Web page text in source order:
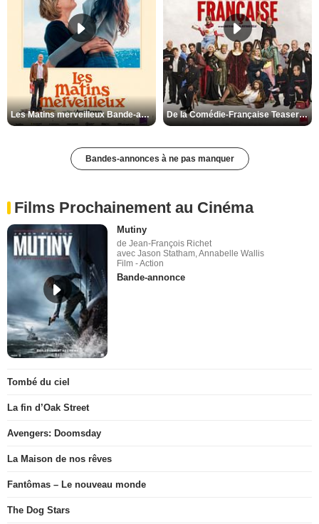
Les Matins merveilleux Bande-annonce VF De la Comédie-Française Teaser VF
Bandes-annonces à ne pas manquer
Films Prochainement au Cinéma
Mutiny
de Jean-François Richet
avec Jason Statham, Annabelle Wallis
Film - Action
Bande-annonce
Tombé du ciel
La fin d’Oak Street
Avengers: Doomsday
La Maison de nos rêves
Fantômas – Le nouveau monde
The Dog Stars